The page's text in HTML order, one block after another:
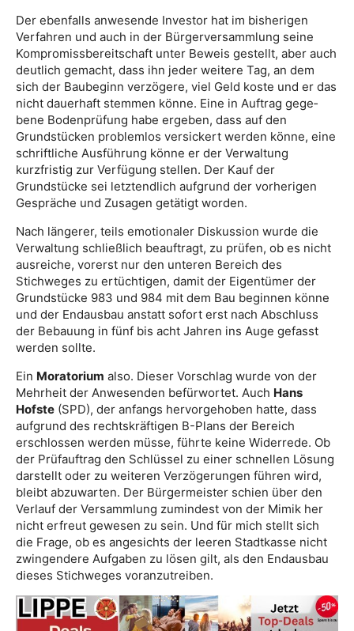
Der ebenfalls anwesende Investor hat im bisherigen
Verfahren und auch in der Bürgerversammlung seine
Kompromissbereitschaft unter Beweis gestellt, aber auch
deutlich gemacht, dass ihn jeder weitere Tag, an dem
sich der Baubeginn verzögere, viel Geld koste und er das
nicht dauerhaft stemmen könne. Eine in Auftrag gege­
bene Bodenprüfung habe ergeben, dass auf den
Grundstücken problemlos versickert werden könne, eine
schriftliche Ausführung könne er der Verwaltung
kurzfristig zur Verfügung stellen. Der Kauf der
Grundstücke sei letztendlich aufgrund der vorherigen
Gesprä­che und Zusagen getätigt worden.
Nach längerer, teils emotionaler Diskussion wurde die
Verwaltung schließlich beauftragt, zu prüfen, ob es nicht
ausreiche, vorerst nur den unteren Bereich des
Stichweges zu ertüchtigen, damit der Eigentümer der
Grundstücke 983 und 984 mit dem Bau beginnen könne
und der Endausbau anstatt sofort erst nach Abschluss
der Bebauung in fünf bis acht Jahren ins Auge gefasst
werden sollte.
Ein Moratorium also. Dieser Vorschlag wurde von der
Mehrheit der Anwesenden befürwortet. Auch Hans
Hofste (SPD), der anfangs hervorgehoben hatte, dass
aufgrund des rechtskräftigen B-Plans der Bereich
erschlossen werden müsse, führte keine Widerrede. Ob
der Prüfauftrag den Schlüssel zu einer schnellen Lösung
darstellt oder zu weiteren Verzögerungen führen wird,
bleibt abzuwarten. Der Bürgermeister schien über den
Verlauf der Versammlung zumindest von der Mimik her
nicht erfreut gewesen zu sein. Und für mich stellt sich
die Frage, ob es angesichts der leeren Stadtkasse nicht
zwingendere Aufgaben zu lösen gilt, als den Endausbau
dieses Stichweges voranzutreiben.